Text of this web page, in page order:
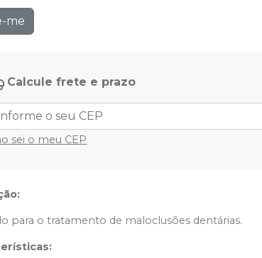
me
Calcule frete e prazo
sei o meu CEP
para o tratamento de maloclusões dentárias.